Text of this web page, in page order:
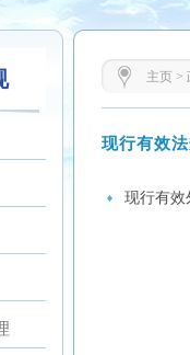
主页 >
现行有效
现行有效